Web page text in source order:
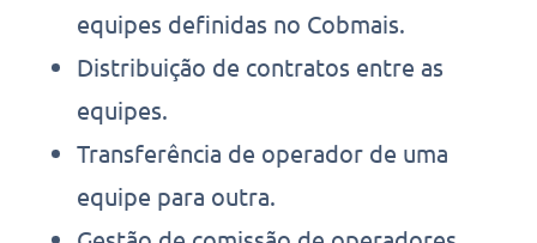
equipes definidas no Cobmais.
Distribuição de contratos entre as
equipes.
Transferência de operador de uma
equipe para outra.